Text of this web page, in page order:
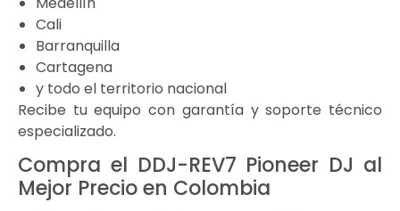
Cali
Barranquilla
Cartagena
y todo el territorio nacional
Recibe tu equipo con garantía y soporte técnico
especializado.
Compra el DDJ-REV7 Pioneer DJ al
Mejor Precio en Colombia